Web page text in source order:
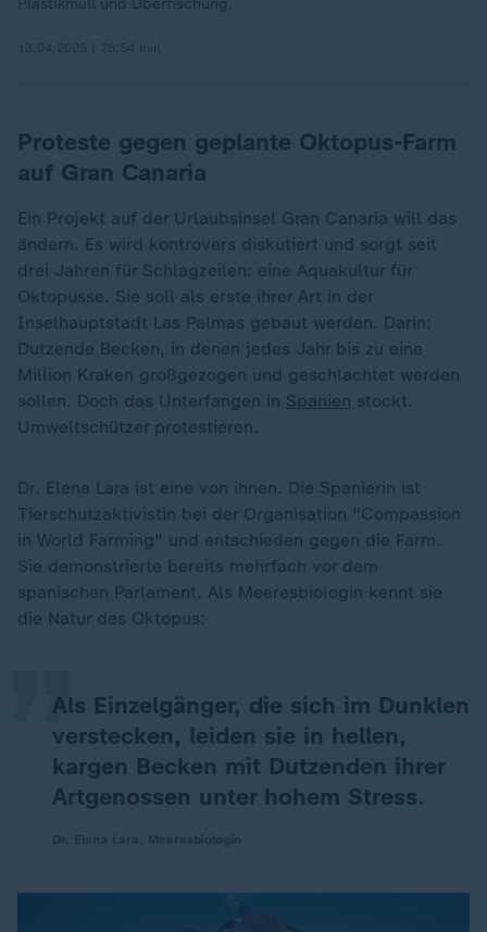
Plastikmüll und Überfischung.
Proteste gegen geplante Oktopus-Farm
auf Gran Canaria
Ein Projekt auf der Urlaubsinsel Gran Canaria will das
ändern. Es wird kontrovers diskutiert und sorgt seit
drei Jahren für Schlagzeilen: eine Aquakultur für
Oktopusse. Sie soll als erste ihrer Art in der
Inselhauptstadt Las Palmas gebaut werden. Darin:
Dutzende Becken, in denen jedes Jahr bis zu eine
Million Kraken großgezogen und geschlachtet werden
sollen. Doch das Unterfangen in Spanien stockt.
Umweltschützer protestieren.
Dr. Elena Lara ist eine von ihnen. Die Spanierin ist
Tierschutzaktivistin bei der Organisation "Compassion
in World Farming" und entschieden gegen die Farm.
Sie demonstrierte bereits mehrfach vor dem
spanischen Parlament. Als Meeresbiologin kennt sie
die Natur des Oktopus:
Als Einzelgänger, die sich im Dunklen
verstecken, leiden sie in hellen,
kargen Becken mit Dutzenden ihrer
Artgenossen unter hohem Stress.
„